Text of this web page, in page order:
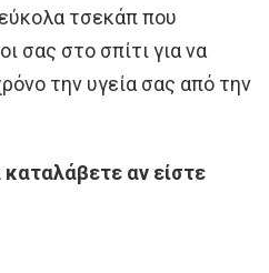
τσεκάπ που
σας στο σπίτι για να
την υγεία σας από την
αν είστε